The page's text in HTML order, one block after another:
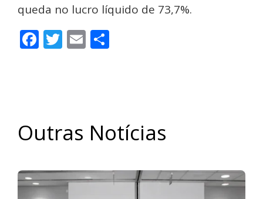
queda no lucro líquido de 73,7%.
Facebook
Twitter
Email
Outras Notícias